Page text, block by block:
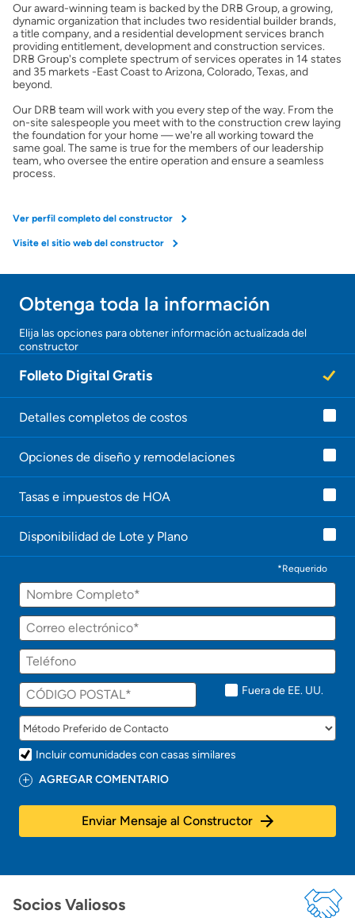
Obtener Aprobación Previa
Preparar mi casa para la venta
Obtener ofertas por mi casa
Our award-winning team is backed by the DRB Group, a growing,
dynamic organization that includes two residential builder brands,
a title company, and a residential development services branch
providing entitlement, development and construction services.
DRB Group's complete spectrum of services operates in 14 states
and 35 markets -East Coast to Arizona, Colorado, Texas, and
beyond.
Our DRB team will work with you every step of the way. From the
on-site salespeople you meet with to the construction crew laying
the foundation for your home — we're all working toward the
same goal. The same is true for the members of our leadership
team, who oversee the entire operation and ensure a seamless
process.
Ver perfil completo del constructor
Visite el sitio web del constructor
Obtenga toda la información
Elija las opciones para obtener información actualizada del
constructor
Folleto Digital Gratis
Detalles completos de costos
Opciones de diseño y remodelaciones
Tasas e impuestos de HOA
Disponibilidad de Lote y Plano
*Requerido
Fuera de EE. UU.
Incluir comunidades con casas similares
AGREGAR COMENTARIO
Enviar Mensaje al Constructor
Socios Valiosos